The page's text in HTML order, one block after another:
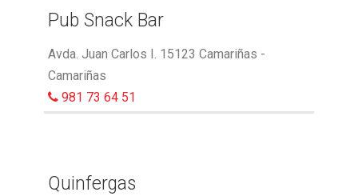
Pub Snack Bar
Avda. Juan Carlos I. 15123 Camariñas -
Camariñas
981 73 64 51
Quinfergas